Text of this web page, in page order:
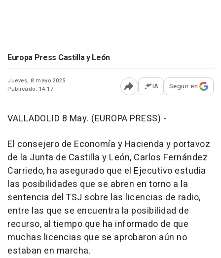
Europa Press Castilla y León
Jueves, 8 mayo 2025
Publicado: 14:17
Abrir opciones para
IA Seguir en
VALLADOLID 8 May. (EUROPA PRESS) -
El consejero de Economía y Hacienda y portavoz
de la Junta de Castilla y León, Carlos Fernández
Carriedo, ha asegurado que el Ejecutivo estudia
las posibilidades que se abren en torno a la
sentencia del TSJ sobre las licencias de radio,
entre las que se encuentra la posibilidad de
recurso, al tiempo que ha informado de que
muchas licencias que se aprobaron aún no
estaban en marcha.